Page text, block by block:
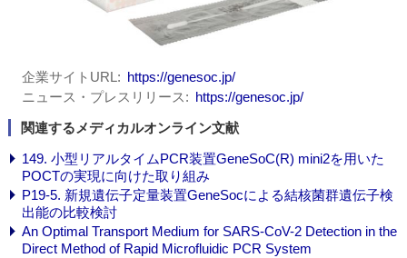
企業サイトURL
https://genesoc.jp/
ニュース・プレスリリース
https://genesoc.jp/
関連するメディカルオンライン文献
149. 小型リアルタイムPCR装置GeneSoC(R) mini2を用いた
POCTの実現に向けた取り組み
P19-5. 新規遺伝子定量装置GeneSocによる結核菌群遺伝子検
出能の比較検討
An Optimal Transport Medium for SARS-CoV-2 Detection in the
Direct Method of Rapid Microfluidic PCR System